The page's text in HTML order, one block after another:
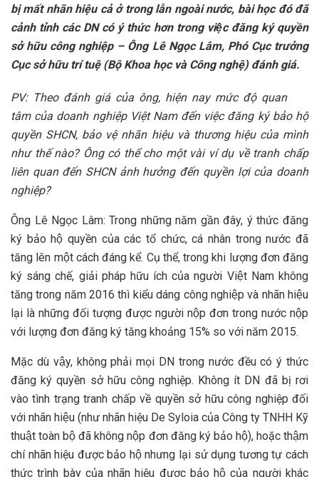
bị mất nhãn hiệu cả ở trong lẫn ngoài nước, bài học đó đã
cảnh tỉnh các DN có ý thức hơn trong việc đăng ký quyền
sở hữu công nghiệp – Ông Lê Ngọc Lâm, Phó Cục trưởng
Cục sở hữu trí tuệ (Bộ Khoa học và Công nghệ) đánh giá.
PV: Theo đánh giá của ông, hiện nay mức độ quan
tâm của doanh nghiệp Việt Nam đến việc đăng ký bảo hộ
quyền SHCN, bảo vệ nhãn hiệu và thương hiệu của mình
như thế nào? Ông có thể cho một vài ví dụ về tranh chấp
liên quan đến SHCN ảnh hưởng đến quyền lợi của doanh
nghiệp?
Ông Lê Ngọc Lâm: Trong những năm gần đây, ý thức đăng
ký bảo hộ quyền của các tổ chức, cá nhân trong nước đã
tăng lên một cách đáng kể. Cụ thể, trong khi lượng đơn đăng
ký sáng chế, giải pháp hữu ích của người Việt Nam không
tăng trong năm 2016 thì kiểu dáng công nghiệp và nhãn hiệu
lại là những đối tượng được người nộp đơn trong nước nộp
với lượng đơn đăng ký tăng khoảng 15% so với năm 2015.
Mặc dù vậy, không phải mọi DN trong nước đều có ý thức
đăng ký quyền sở hữu công nghiệp. Không ít DN đã bị rơi
vào tình trạng tranh chấp về quyền sở hữu công nghiệp đối
với nhãn hiệu (như nhãn hiệu De Syloia của Công ty TNHH Kỹ
thuật toàn bộ đã không nộp đơn đăng ký bảo hộ), hoặc thậm
chí nhãn hiệu được bảo hộ nhưng lại sử dụng tương tự cách
thức trình bày của nhãn hiệu được bảo hộ của người khác